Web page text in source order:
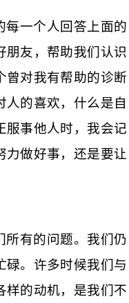
每一个人回答上面的
朋友，帮助我们认识
曾对我有帮助的诊断
人的喜欢，什么是自
服事他人时，我会记
力做好事，还是要让
所有的问题。我们仍
碌。许多时候我们与
样的动机，是我们不